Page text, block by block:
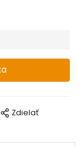
Zdielať